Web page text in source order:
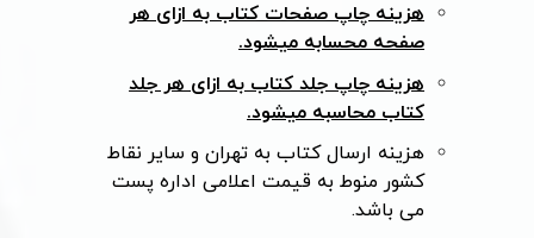
هزینه چاپ صفحات کتاب به ازای هر
صفحه محسابه میشود.
هزینه چاپ جلد کتاب به ازای هر جلد
کتاب محاسبه میشود.
هزینه ارسال کتاب به تهران و سایر نقاط
کشور منوط به قیمت اعلامی اداره پست
می باشد.